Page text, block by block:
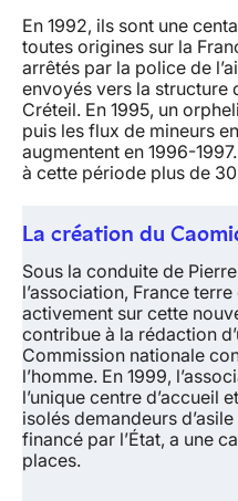
En 1992, ils sont une
toutes origines sur la
arrêtés par la police de
envoyés vers la structure
Créteil. En 1995, un
puis les flux de mineurs
augmentent en 1996-
à cette période plus de
La création du
Sous la conduite de
l’association, France
activement sur cette
contribue à la rédaction
Commission nationale
l’homme. En 1999,
l’unique centre d’accueil
isolés demandeurs
financé par l’État, a une
places.